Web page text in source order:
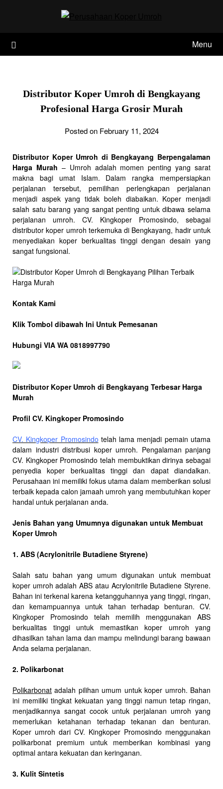
Menu
Distributor Koper Umroh di Bengkayang
Profesional Harga Grosir Murah
Posted on February 11, 2024
Distributor Koper Umroh di Bengkayang Berpengalaman
Harga Murah – Umroh adalah momen penting yang sarat
makna bagi umat Islam. Dalam rangka mempersiapkan
perjalanan tersebut, pemilihan perlengkapan perjalanan
menjadi aspek yang tidak boleh diabaikan. Koper menjadi
salah satu barang yang sangat penting untuk dibawa selama
perjalanan umroh. CV. Kingkoper Promosindo, sebagai
distributor koper umroh terkemuka di Bengkayang, hadir untuk
menyediakan koper berkualitas tinggi dengan desain yang
sangat fungsional.
Kontak Kami
Klik Tombol dibawah Ini Untuk Pemesanan
Hubungi VIA WA 0818997790
Distributor Koper Umroh di Bengkayang Terbesar Harga
Murah
Profil CV. Kingkoper Promosindo
CV. Kingkoper Promosindo telah lama menjadi pemain utama
dalam industri distribusi koper umroh. Pengalaman panjang
CV. Kingkoper Promosindo telah membuktikan dirinya sebagai
penyedia koper berkualitas tinggi dan dapat diandalkan.
Perusahaan ini memiliki fokus utama dalam memberikan solusi
terbaik kepada calon jamaah umroh yang membutuhkan koper
handal untuk perjalanan anda.
Jenis Bahan yang Umumnya digunakan untuk Membuat
Koper Umroh
1. ABS (Acrylonitrile Butadiene Styrene)
Salah satu bahan yang umum digunakan untuk membuat
koper umroh adalah ABS atau Acrylonitrile Butadiene Styrene.
Bahan ini terkenal karena ketangguhannya yang tinggi, ringan,
dan kemampuannya untuk tahan terhadap benturan. CV.
Kingkoper Promosindo telah memilih menggunakan ABS
berkualitas tinggi untuk memastikan koper umroh yang
dihasilkan tahan lama dan mampu melindungi barang bawaan
Anda selama perjalanan.
2. Polikarbonat
Polikarbonat adalah pilihan umum untuk koper umroh. Bahan
ini memiliki tingkat kekuatan yang tinggi namun tetap ringan,
menjadikannya sangat cocok untuk perjalanan umroh yang
memerlukan ketahanan terhadap tekanan dan benturan.
Koper umroh dari CV. Kingkoper Promosindo menggunakan
polikarbonat premium untuk memberikan kombinasi yang
optimal antara kekuatan dan keringanan.
3. Kulit Sintetis